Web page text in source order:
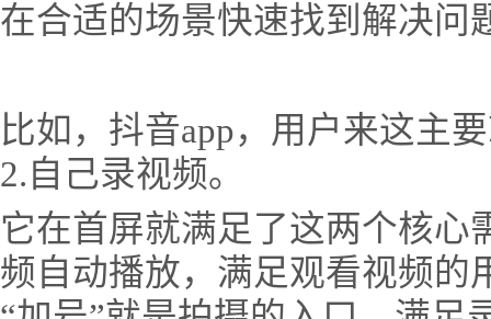
在合适的场景快速找到解决问
比如，抖音app，用户来这主
2.自己录视频。
它在首屏就满足了这两个核心
频自动播放，满足观看视频的